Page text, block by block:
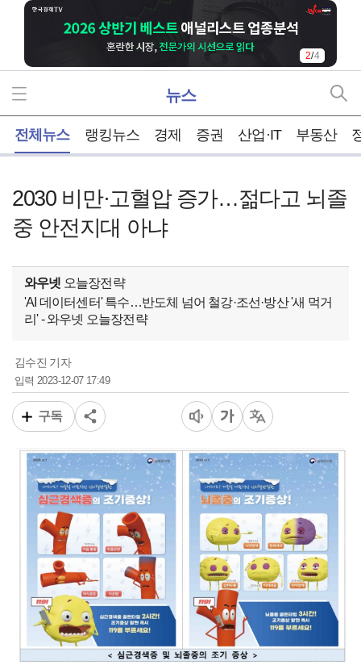
2/4
뉴스
전체뉴스 랭킹뉴스 경제 증권 산업·IT 부동산
2030 비만·고혈압 증가…젊다고 뇌졸
중 안전지대 아냐
와우넷 오늘장전략
'AI 데이터센터' 특수…반도체 넘어 철강·조선·방산 '새 먹거
리' - 와우넷 오늘장전략
김수진 기자
입력2023-12-07 17:49
구독